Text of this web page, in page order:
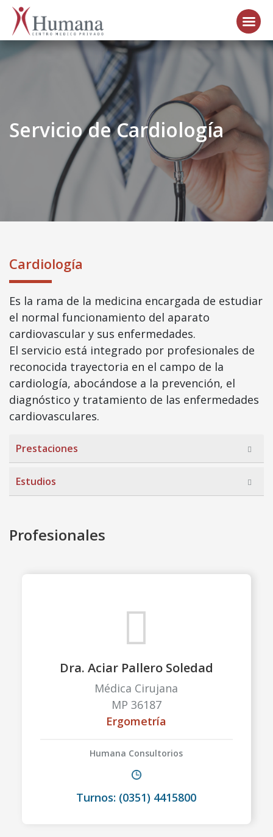
Servicio de Cardiología
Cardiología
Es la rama de la medicina encargada de estudiar
el normal funcionamiento del aparato
cardiovascular y sus enfermedades.
El servicio está integrado por profesionales de
reconocida trayectoria en el campo de la
cardiología, abocándose a la prevención, el
diagnóstico y tratamiento de las enfermedades
cardiovasculares.
Prestaciones
Estudios
Profesionales
Dra. Aciar Pallero Soledad
Médica Cirujana
MP 36187
Ergometría
Humana Consultorios
Turnos: (0351) 4415800